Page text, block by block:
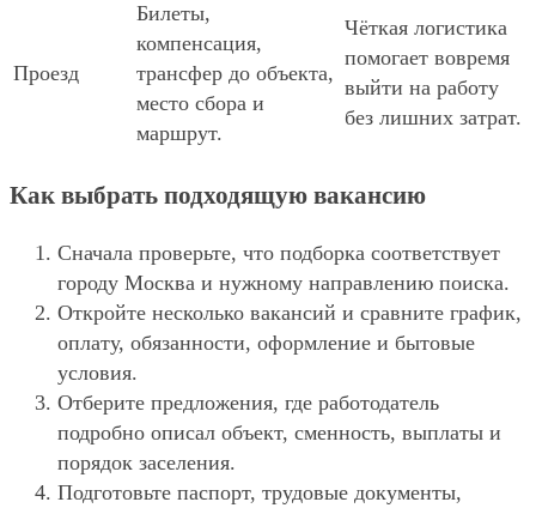
Проезд
Билеты,
компенсация,
трансфер до объекта,
место сбора и
маршрут.
Чёткая логистика
помогает вовремя
выйти на работу
без лишних затрат.
Как выбрать подходящую вакансию
Сначала проверьте, что подборка соответствует
городу Москва и нужному направлению поиска.
Откройте несколько вакансий и сравните график,
оплату, обязанности, оформление и бытовые
условия.
Отберите предложения, где работодатель
подробно описал объект, сменность, выплаты и
порядок заселения.
Подготовьте паспорт, трудовые документы,